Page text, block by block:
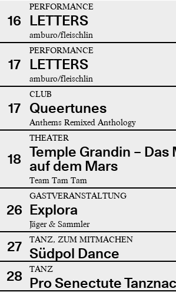
16
PERFORMANCE
LETTERS
amburo/fleischlin
17
PERFORMANCE
LETTERS
amburo/fleischlin
17
CLUB
Queertunes
Anthems Remixed Anthology
18
THEATER
Temple Grandin – Das
auf dem Mars
Team Tam Tam
26
GASTVERANSTALTUNG
Explora
Jäger & Sammler
27 TANZ, ZUM MITMACHEN
Südpol Dance
28
TANZ
Pro Senectute